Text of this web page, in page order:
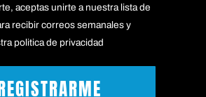
aceptas unirte a nuestra lista de
recibir correos semanales y
politica de privacidad